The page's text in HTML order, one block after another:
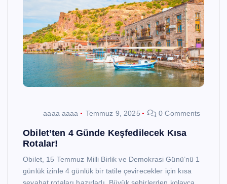
aaaa aaaa Temmuz 9, 2025 0 Comments
Obilet’ten 4 Günde Keşfedilecek Kısa
Rotalar!
Obilet, 15 Temmuz Milli Birlik ve Demokrasi Günü’nü 1
günlük izinle 4 günlük bir tatile çevirecekler için kısa